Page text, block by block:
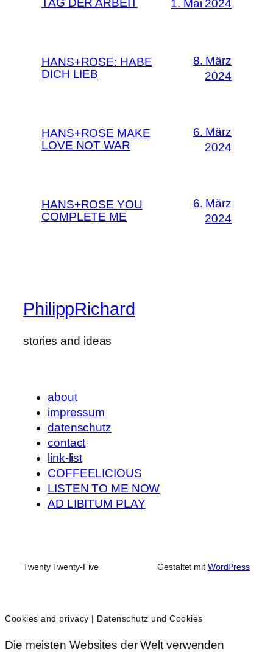
TAG DER ARBEIT 1. Mai 2024
HANS+ROSE: HABE
DICH LIEB
8. März
2024
HANS+ROSE MAKE
LOVE NOT WAR
6. März
2024
HANS+ROSE YOU
COMPLETE ME
6. März
2024
PhilippRichard
stories and ideas
about
impressum
datenschutz
contact
link-list
COFFEELICIOUS
LISTEN TO ME NOW
AD LIBITUM PLAY
Twenty Twenty-Five Gestaltet mit WordPress
Cookies and privacy | Datenschutz und Cookies
Die meisten Websites der Welt verwenden